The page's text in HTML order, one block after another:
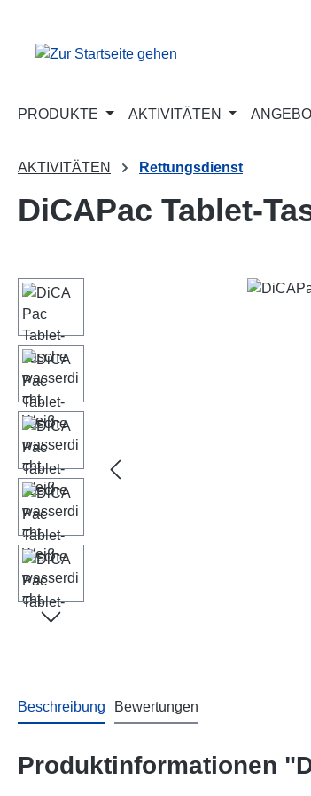
PRODUKTE AKTIVITÄTEN
AKTIVITÄTEN Rettungsdienst
DiCAPac Tablet-
Beschreibung Bewertungen
Produktinformationen